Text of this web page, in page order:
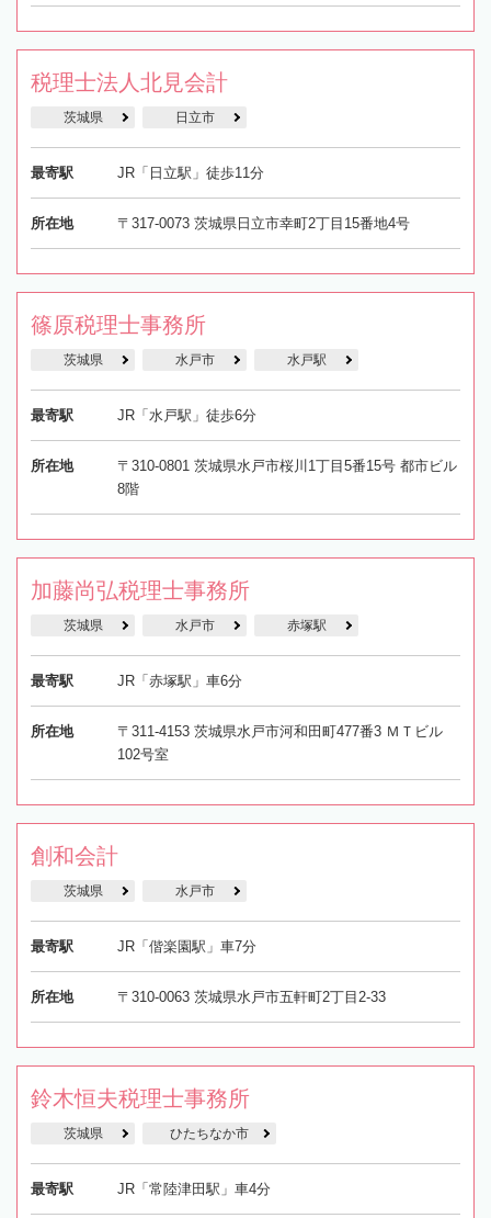
税理士法人北見会計
茨城県 日立市
最寄駅 JR「日立駅」徒歩11分
所在地 〒317-0073 茨城県日立市幸町2丁目15番地4号
篠原税理士事務所
茨城県 水戸市 水戸駅
最寄駅 JR「水戸駅」徒歩6分
所在地
〒310-0801 茨城県水戸市桜川1丁目5番15号 都市ビル
8階
加藤尚弘税理士事務所
茨城県 水戸市 赤塚駅
最寄駅 JR「赤塚駅」車6分
所在地
〒311-4153 茨城県水戸市河和田町477番3 ＭＴビル
102号室
創和会計
茨城県 水戸市
最寄駅 JR「偕楽園駅」車7分
所在地 〒310-0063 茨城県水戸市五軒町2丁目2-33
鈴木恒夫税理士事務所
茨城県 ひたちなか市
最寄駅 JR「常陸津田駅」車4分